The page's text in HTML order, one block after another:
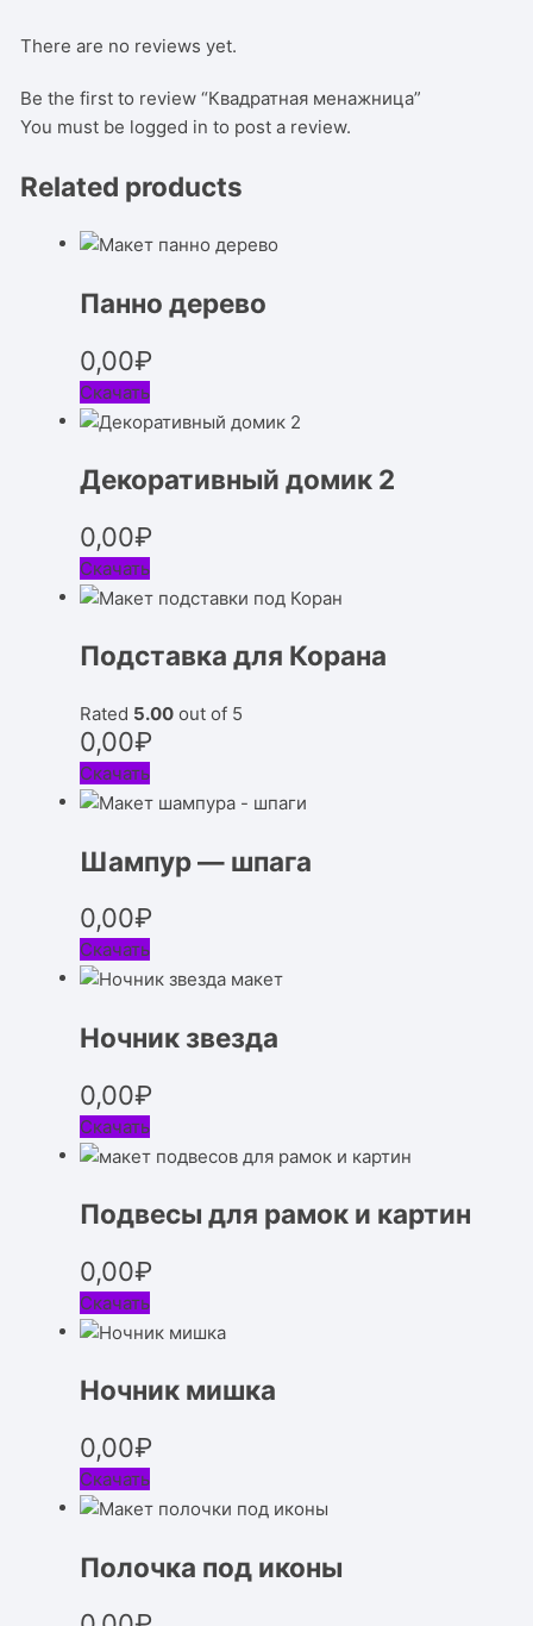
There are no reviews yet.
Be the first to review “Квадратная менажница”
You must be logged in to post a review.
Related products
Панно дерево
0,00₽
Скачать
Декоративный домик 2
0,00₽
Скачать
Подставка для Корана
Rated 5.00 out of 5
0,00₽
Скачать
Шампур — шпага
0,00₽
Скачать
Ночник звезда
0,00₽
Скачать
Подвесы для рамок и картин
0,00₽
Скачать
Ночник мишка
0,00₽
Скачать
Полочка под иконы